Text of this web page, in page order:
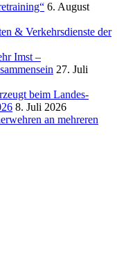
6. August
& Verkehrsdienste der
Imst –
27. Juli
beim Landes-
8. Juli 2026
an mehreren